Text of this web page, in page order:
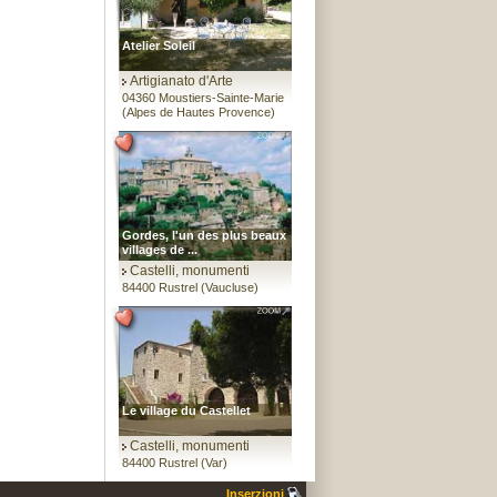
Atelier Soleil
Artigianato d'Arte
04360 Moustiers-Sainte-Marie
(Alpes de Hautes Provence)
Gordes, l'un des plus beaux
villages de ...
Castelli, monumenti
84400 Rustrel (Vaucluse)
Le village du Castellet
Castelli, monumenti
84400 Rustrel (Var)
Inserzioni